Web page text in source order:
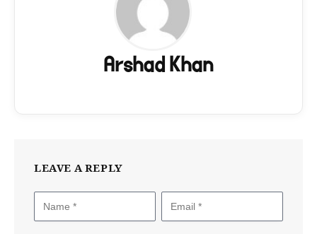
Arshad Khan
LEAVE A REPLY